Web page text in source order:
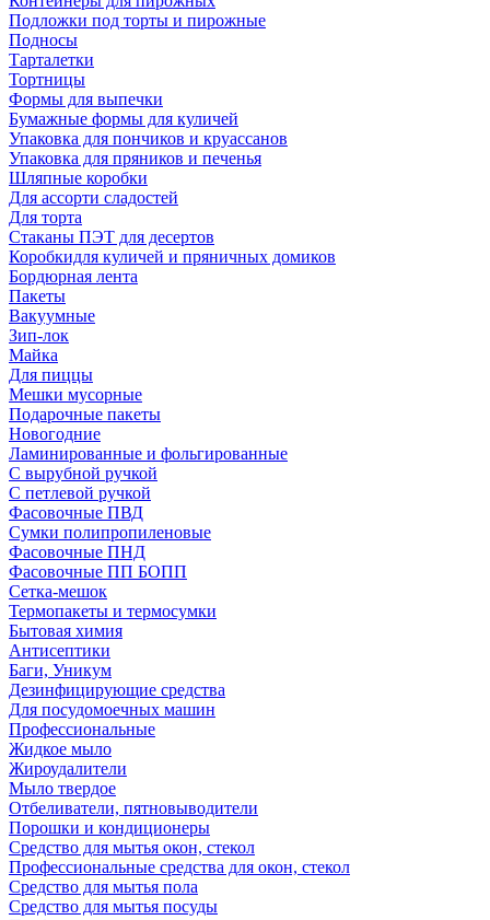
Подложки под торты и пирожные
Подносы
Тарталетки
Тортницы
Формы для выпечки
Бумажные формы для куличей
Упаковка для пончиков и круассанов
Упаковка для пряников и печенья
Шляпные коробки
Для ассорти сладостей
Для торта
Стаканы ПЭТ для десертов
Коробкидля куличей и пряничных домиков
Бордюрная лента
Пакеты
Вакуумные
Зип-лок
Майка
Для пиццы
Мешки мусорные
Подарочные пакеты
Новогодние
Ламинированные и фольгированные
С вырубной ручкой
С петлевой ручкой
Фасовочные ПВД
Сумки полипропиленовые
Фасовочные ПНД
Фасовочные ПП БОПП
Сетка-мешок
Термопакеты и термосумки
Бытовая химия
Антисептики
Баги, Уникум
Дезинфицирующие средства
Для посудомоечных машин
Профессиональные
Жидкое мыло
Жироудалители
Мыло твердое
Отбеливатели, пятновыводители
Порошки и кондиционеры
Средство для мытья окон, стекол
Профессиональные средства для окон, стекол
Средство для мытья пола
Средство для мытья посуды